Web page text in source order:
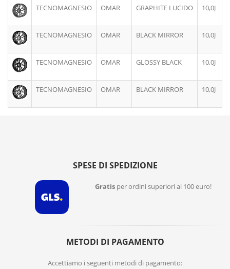
TECNOMAGNESIO OMAR GRAPHITE LUCIDO 10,0J
TECNOMAGNESIO OMAR BLACK MIRROR 10,0J
TECNOMAGNESIO OMAR GLOSSY BLACK 10,0J
TECNOMAGNESIO OMAR BLACK MIRROR 10,0J
SPESE DI SPEDIZIONE
Gratis per ordini superiori ai 100 euro!
METODI DI PAGAMENTO
Accettiamo i seguenti metodi di pagamento: